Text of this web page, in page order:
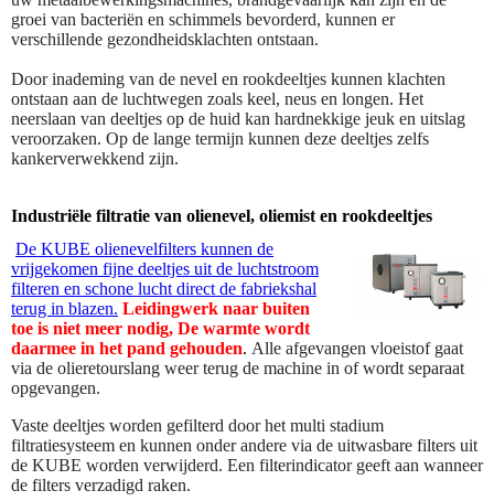
groei van bacteriën en schimmels bevorderd, kunnen er
verschillende gezondheidsklachten ontstaan.
Door inademing van de nevel en rookdeeltjes kunnen klachten
ontstaan aan de luchtwegen zoals keel, neus en longen. Het
neerslaan van deeltjes op de huid kan hardnekkige jeuk en uitslag
veroorzaken. Op de lange termijn kunnen deze deeltjes zelfs
kankerverwekkend zijn.
Industriële filtratie van olienevel, oliemist en rookdeeltjes
De KUBE olienevelfilters kunnen de
vrijgekomen fijne deeltjes uit de luchtstroom
filteren en schone lucht direct de fabriekshal
terug in blazen. Leidingwerk naar buiten
toe is niet meer nodig, De warmte wordt
daarmee in het pand gehouden. Alle afgevangen vloeistof gaat
via de olieretourslang weer terug de machine in of wordt separaat
opgevangen.
Vaste deeltjes worden gefilterd door het multi stadium
filtratiesysteem en kunnen onder andere via de uitwasbare filters uit
de KUBE worden verwijderd. Een filterindicator geeft aan wanneer
de filters verzadigd raken.